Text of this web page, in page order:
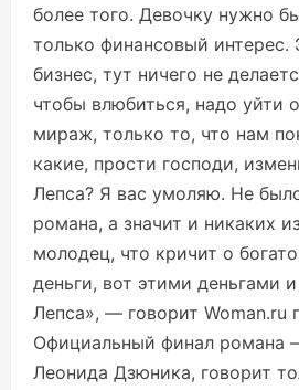
более того. Девочку нужно
только финансовый
бизнес, тут ничего не
чтобы влюбиться, надо уйти
мираж, только то, что нам
какие, прости господи,
Лепса? Я вас умоляю. Не
романа, а значит и никаких
молодец, что кричит о
деньги, вот этими деньгами
Лепса», — говорит Woman.ru
Официальный финал романа
Леонида Дзюника, говорит